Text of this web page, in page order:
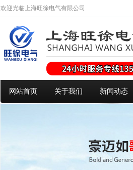
欢迎光临上海旺徐电气有限公司
网站首页 关于我们 新闻动态